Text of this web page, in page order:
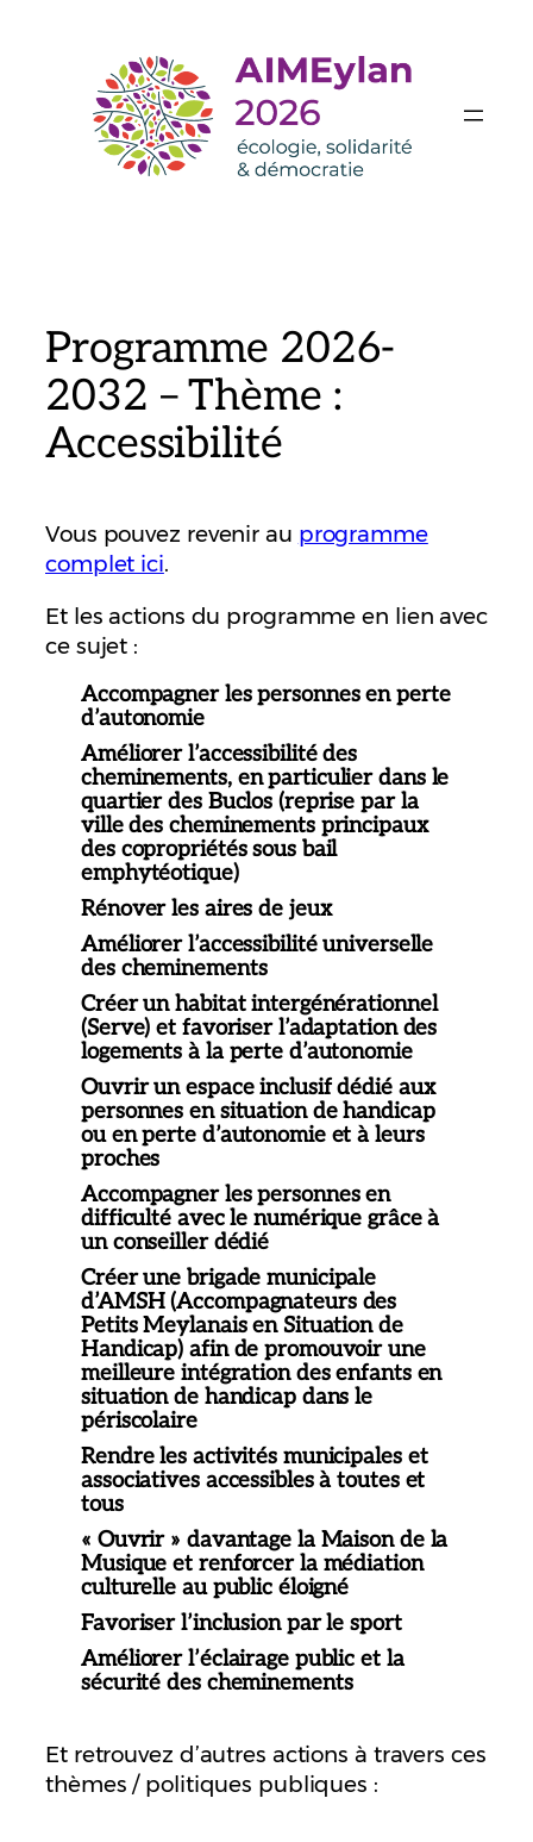
Programme 2026-
2032 – Thème :
Accessibilité
Vous pouvez revenir au programme
complet ici.
Et les actions du programme en lien avec
ce sujet :
Accompagner les personnes en perte
d’autonomie
Améliorer l’accessibilité des
cheminements, en particulier dans le
quartier des Buclos (reprise par la
ville des cheminements principaux
des copropriétés sous bail
emphytéotique)
Rénover les aires de jeux
Améliorer l’accessibilité universelle
des cheminements
Créer un habitat intergénérationnel
(Serve) et favoriser l’adaptation des
logements à la perte d’autonomie
Ouvrir un espace inclusif dédié aux
personnes en situation de handicap
ou en perte d’autonomie et à leurs
proches
Accompagner les personnes en
difficulté avec le numérique grâce à
un conseiller dédié
Créer une brigade municipale
d’AMSH (Accompagnateurs des
Petits Meylanais en Situation de
Handicap) afin de promouvoir une
meilleure intégration des enfants en
situation de handicap dans le
périscolaire
Rendre les activités municipales et
associatives accessibles à toutes et
tous
« Ouvrir » davantage la Maison de la
Musique et renforcer la médiation
culturelle au public éloigné
Favoriser l’inclusion par le sport
Améliorer l’éclairage public et la
sécurité des cheminements
Et retrouvez d’autres actions à travers ces
thèmes / politiques publiques :